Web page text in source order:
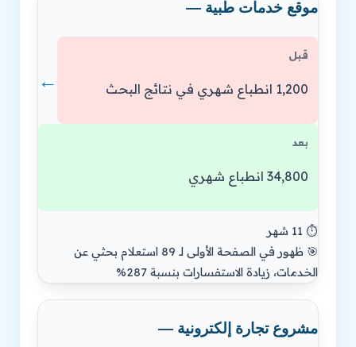
موقع خدمات طبية —
قبل
1,200 انطباع شهري في نتائج البحث ←
بعد
34,800 انطباع شهري
⏱️ 11 شهر
🎯 ظهور في الصفحة الأولى لـ 89 استعلام بحثي عن
الخدمات، زيادة الاستفسارات بنسبة 287%
مشروع تجارة إلكترونية —